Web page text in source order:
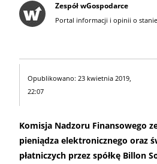
Zespół wGospodarce
Portal informacji i opinii o
Opublikowano: 23 kwietnia 2019,
22:07
Komisja Nadzoru Finansowego
pieniądza elektronicznego oraz
płatniczych przez spółkę Billon